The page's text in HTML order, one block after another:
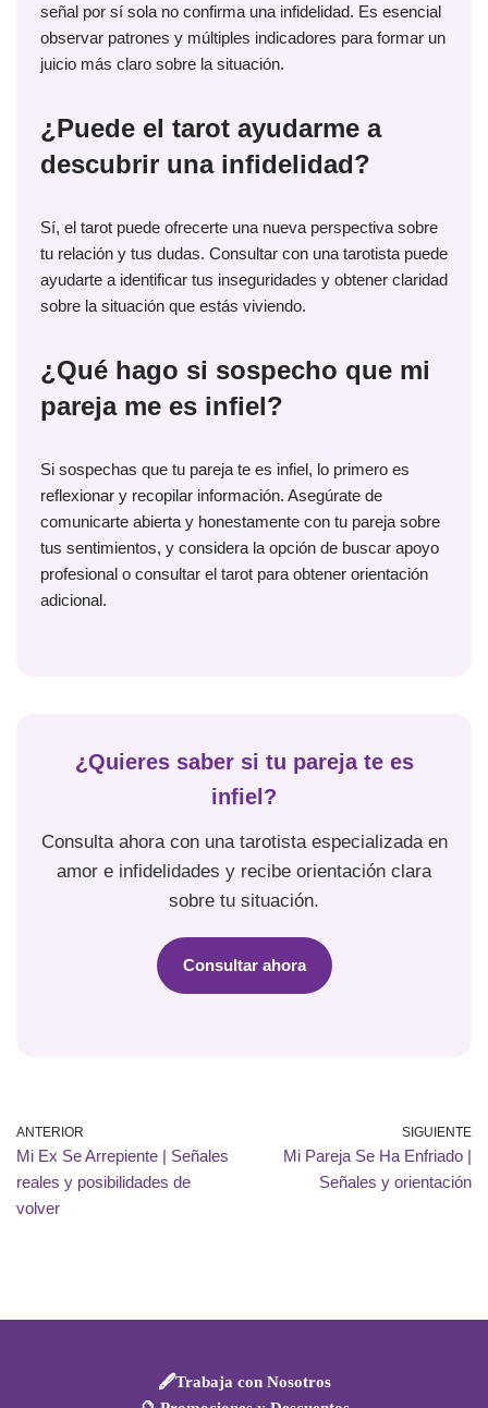
señal por sí sola no confirma una infidelidad. Es esencial
observar patrones y múltiples indicadores para formar un
juicio más claro sobre la situación.
¿Puede el tarot ayudarme a
descubrir una infidelidad?
Sí, el tarot puede ofrecerte una nueva perspectiva sobre
tu relación y tus dudas. Consultar con una tarotista puede
ayudarte a identificar tus inseguridades y obtener claridad
sobre la situación que estás viviendo.
¿Qué hago si sospecho que mi
pareja me es infiel?
Si sospechas que tu pareja te es infiel, lo primero es
reflexionar y recopilar información. Asegúrate de
comunicarte abierta y honestamente con tu pareja sobre
tus sentimientos, y considera la opción de buscar apoyo
profesional o consultar el tarot para obtener orientación
adicional.
¿Quieres saber si tu pareja te es
infiel?
Consulta ahora con una tarotista especializada en
amor e infidelidades y recibe orientación clara
sobre tu situación.
Consultar ahora
ANTERIOR
Mi Ex Se Arrepiente | Señales
reales y posibilidades de
volver
SIGUIENTE
Mi Pareja Se Ha Enfriado |
Señales y orientación
🖋️Trabaja con Nosotros